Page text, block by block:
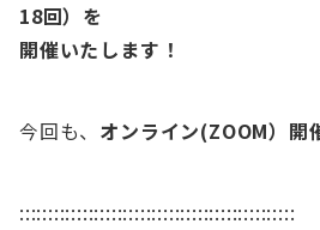
18回）を
開催いたします！
今回も、 オンライン(ZOOM）開
::::::::::::::::::::::::::::::::::::::::::::::::